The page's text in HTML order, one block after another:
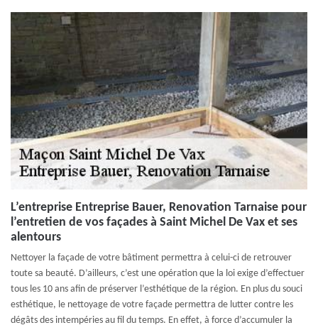
L’entreprise Entreprise Bauer, Renovation Tarnaise pour
l’entretien de vos façades à Saint Michel De Vax et ses
alentours
Nettoyer la façade de votre bâtiment permettra à celui-ci de retrouver
toute sa beauté. D’ailleurs, c’est une opération que la loi exige d’effectuer
tous les 10 ans afin de préserver l’esthétique de la région. En plus du souci
esthétique, le nettoyage de votre façade permettra de lutter contre les
dégâts des intempéries au fil du temps. En effet, à force d’accumuler la